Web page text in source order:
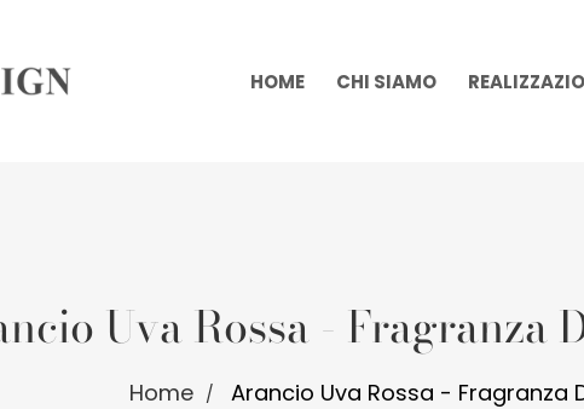
HOME CHI SIAMO
Uva Rossa - Fragranza
Home Arancio Uva Rossa - Fragranza